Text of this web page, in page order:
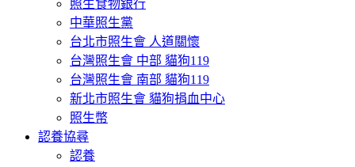
照生食物銀行
中華照生黨
台北市照生會 人道關懷
台灣照生會 中部 貓狗119
台灣照生會 南部 貓狗119
新北市照生會 貓狗捐血中心
照生幣
認養協尋
認養